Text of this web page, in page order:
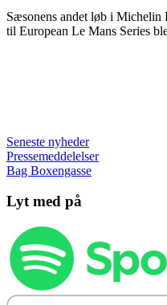
Sæsonens andet løb i Michelin
til European Le Mans Series
Seneste nyheder
Pressemeddelelser
Bag Boxengasse
Lyt med på